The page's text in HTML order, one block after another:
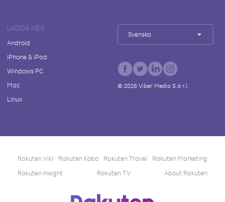
LADDA NER
Android
iPhone & iPad
Windows PC
Mac
Linux
Svenska
© 2026Viber Media S.à r.l.
Rakuten Viki Rakuten Kobo Rakuten Travel
Rakuten Marketing
Rakuten Insight
Rakuten TV About Rakuten